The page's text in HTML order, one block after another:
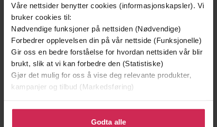
Våre nettsider benytter cookies (informasjonskapsler). Vi
bruker cookies til:
Nødvendige funksjoner på nettsiden (Nødvendige)
Forbedrer opplevelsen din på vår nettside (Funksjonelle)
Gir oss en bedre forståelse for hvordan nettsiden vår blir
brukt, slik at vi kan forbedre den (Statistiske)
Gjør det mulig for oss å vise deg relevante produkter,
kampanjer og tilbud (Markedsføring)
Klikk på «Godta alle» for å gi oss ditt samtykke til å
bruke cookies for alle disse formålene. Du kan også
Godta alle